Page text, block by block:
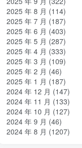
AIR-air神尾观铃（PPSSPP＋PC端）
2025 年 8 月 (114)
2025 年 7 月 (187)
2025 年 6 月 (403)
2025 年 5 月 (287)
2025 年 4 月 (333)
2025 年 3 月 (109)
2025 年 2 月 (46)
2025 年 1 月 (187)
2024 年 12 月 (147)
2024 年 11 月 (133)
2024 年 10 月 (127)
2024 年 9 月 (46)
2024 年 8 月 (1207)